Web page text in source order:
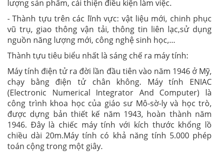
lượng sản phẩm, cải thiện điều kiện làm việc.
- Thành tựu trên các lĩnh vực: vật liệu mới, chinh phục
vũ trụ, giao thông vận tải, thông tin liên lạc,sử dụng
nguồn năng lượng mới, công nghệ sinh học,…
Thành tựu tiêu biểu nhất là sáng chế ra máy tính:
Máy tính điện tử ra đời lần đầu tiên vào năm 1946 ở Mỹ,
chạy bằng điện tử chân không. Máy tính ENIAC
(Electronic Numerical Integrator And Computer) là
công trình khoa học của giáo sư Mô-sờ-ly và học trò,
được dựng bản thiết kế năm 1943, hoàn thành năm
1946. Đây là chiếc máy tính với kích thước khổng lồ
chiều dài 20m.Máy tính có khả năng tính 5.000 phép
toán cộng trong một giây.